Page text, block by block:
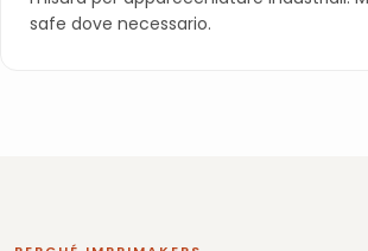
safe dove necessario.